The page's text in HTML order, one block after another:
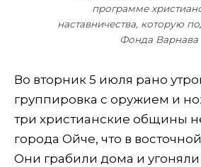
программе
наставничества, которую
Фонда Варнава
Во вторник 5 июля рано
группировка с оружием и
три христианские общины
города Ойче, что в
Они грабили дома и угоняли